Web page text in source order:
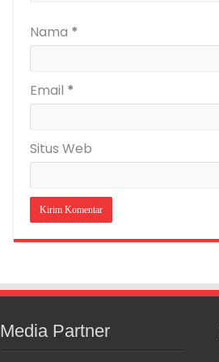
Nama *
Email *
Situs Web
Media Partner